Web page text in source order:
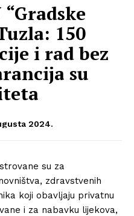
150
i rad bez
su
2024.
su za
zdravstvenih
koji obavljaju privatnu
i za nabavku lijekova,